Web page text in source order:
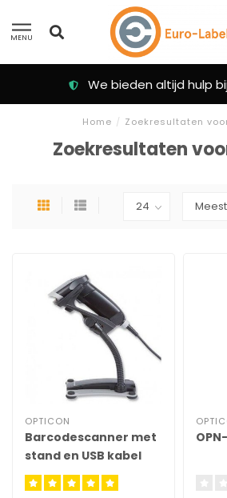
MENU
We bieden altijd hulp
Home / Zoekresultaten
Zoekresultaten
OPTICON
Barcodescanner met
stand en USB kabel